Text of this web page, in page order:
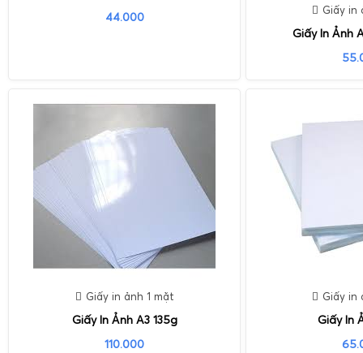
44.000
Giấy in
Giấy In Ảnh
Giấy in ảnh 1 mặt
Giấy In Ảnh A3 135g
110.000
Giấy in
Giấy In